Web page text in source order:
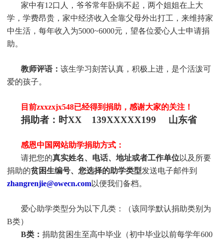
家中有12口人，爷爷常年卧病不起，两个姐姐在上大
学，学费昂贵，家中经济收入全靠父母外出打工，来维持家
中生活，每年收入为5000~6000元，望各位爱心人士申请捐
助。
教师评语： 该生学习刻苦认真，积极上进，是个活泼可
爱的孩子。
目前zxxzxjx548已经得到捐助，感谢大家的关注！
捐助者： 时XX 139XXXXX199 山东省
感恩中国网站助学捐助方式：
请把您的真实姓名、电话、地址或者工作单位以及所要
捐助的贫困生编号、您选择的助学类型发送电子邮件到
zhangrenjie@owecn.com以便我们备档。
爱心助学类型分为以下几类：（该同学默认捐助类别为
B类）
B类： 捐助贫困生至高中毕业（初中毕业以前每学年600